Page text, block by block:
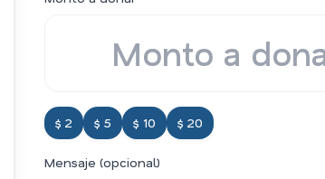
$ 2 $ 5 $ 10 $ 20
Mensaje (opcional)